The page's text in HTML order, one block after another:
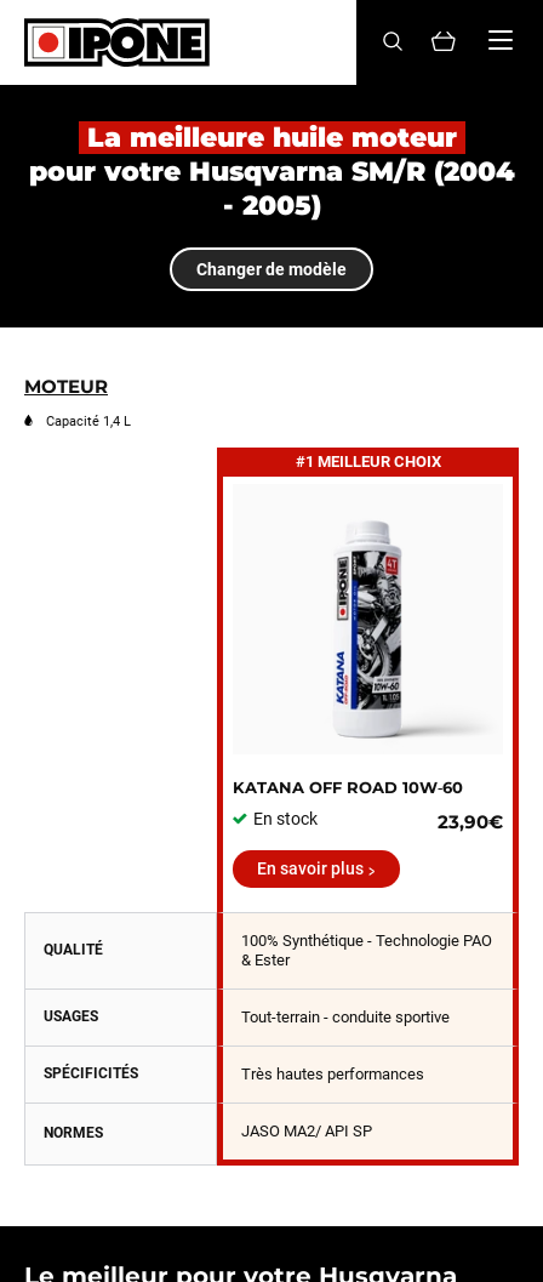
Ipone
HUILES MOTEUR
ENTRETIEN
MAINTENANCE
Revendeurs
La meilleure huile moteur
pour votre Husqvarna SM/R (2004
- 2005)
Changer de modèle
MOTEUR
Capacité 1,4 L
#1 MEILLEUR CHOIX
KATANA OFF ROAD 10W‑60
En stock
23,90€
En savoir plus
QUALITÉ
100% Synthétique - Technologie PAO
& Ester
USAGES Tout-terrain - conduite sportive
SPÉCIFICITÉS Très hautes performances
NORMES JASO MA2/ API SP
Le meilleur pour votre Husqvarna